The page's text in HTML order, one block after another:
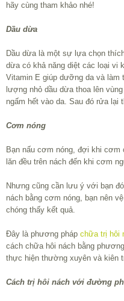
hãy cùng tham khảo nhé!
Dầu dừa
Dầu dừa là một sự lựa chọn
dừa có khả năng diệt các loại vi
Vitamin E giúp dưỡng da và làm
lượng nhỏ dầu dừa thoa lên
ngấm hết vào da. Sau đó rửa lại
Cơm nóng
Bạn nấu cơm nóng, đợi khi cơm
lăn đều trên nách đến khi cơm
Nhưng cũng cần lưu ý với bạn
nách bằng cơm nóng, bạn nên
chóng thấy kết quả.
Đây là phương pháp chữa trị hôi
cách chữa hôi nách bằng
thực hiện thường xuyên và kiên
Cách trị hôi nách với đường